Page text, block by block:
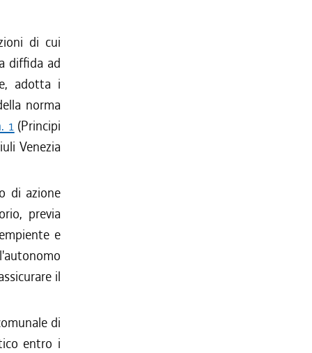
di cui
diffida ad
adotta i
norma
1 (Principi
Venezia
di azione
previa
e
il
di
entro i